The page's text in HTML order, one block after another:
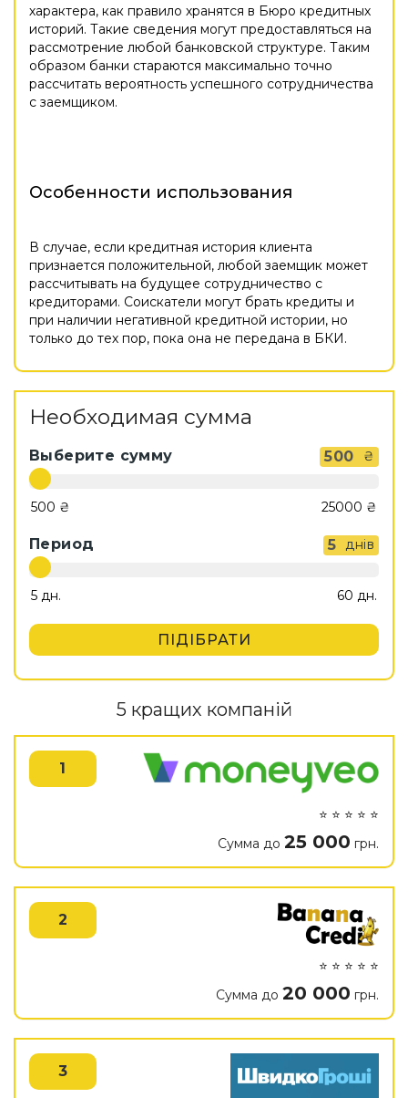
характера, как правило хранятся в Бюро кредитных
историй. Такие сведения могут предоставляться на
рассмотрение любой банковской структуре. Таким
образом банки стараются максимально точно
рассчитать вероятность успешного сотрудничества
с заемщиком.
Особенности использования
В случае, если кредитная история клиента
признается положительной, любой заемщик может
рассчитывать на будущее сотрудничество с
кредиторами. Соискатели могут брать кредиты и
при наличии негативной кредитной истории, но
только до тех пор, пока она не передана в БКИ.
Необходимая сумма
Выберите сумму 500 ₴
Период 5 днів
ПІДІБРАТИ
5 кращих компаній
1
⭐ ⭐ ⭐ ⭐ ⭐
Сумма до 25 000 грн.
2
⭐ ⭐ ⭐ ⭐ ⭐
Сумма до 20 000 грн.
3